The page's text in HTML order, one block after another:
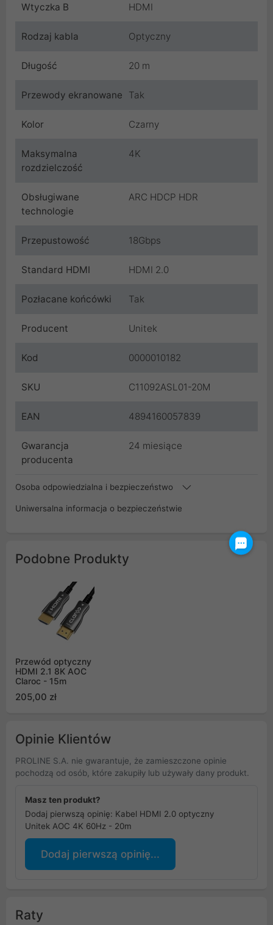
Wtyczka B HDMI
Rodzaj kabla Optyczny
Długość 20 m
Przewody ekranowane Tak
Kolor Czarny
Maksymalna
rozdzielczość
4K
Obsługiwane
technologie
ARC HDCP HDR
Przepustowość 18Gbps
Standard HDMI HDMI 2.0
Pozłacane końcówki Tak
Producent Unitek
Kod 0000010182
SKU C11092ASL01-20M
EAN 4894160057839
Gwarancja
producenta
24 miesiące
Osoba odpowiedzialna i bezpieczeństwo
Uniwersalna informacja o bezpieczeństwie
Podobne Produkty
Przewód optyczny
HDMI 2.1 8K AOC
Claroc - 15m
205,00 zł
Opinie Klientów
PROLINE S.A. nie gwarantuje, że zamieszczone opinie
pochodzą od osób, które zakupiły lub używały dany produkt.
Masz ten produkt?
Dodaj pierwszą opinię: Kabel HDMI 2.0 optyczny
Unitek AOC 4K 60Hz - 20m
Dodaj pierwszą opinię...
Raty